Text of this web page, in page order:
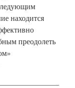
находится
преодолеть